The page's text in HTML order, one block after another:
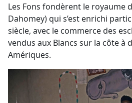
Les Fons fondèrent le royaume
Dahomey) qui s’est enrichi
siècle, avec le commerce des
vendus aux Blancs sur la côte à
Amériques.